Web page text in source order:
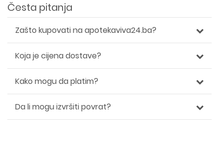
Česta pitanja
Zašto kupovati na apotekaviva24.ba?
Koja je cijena dostave?
Kako mogu da platim?
Da li mogu izvršiti povrat?